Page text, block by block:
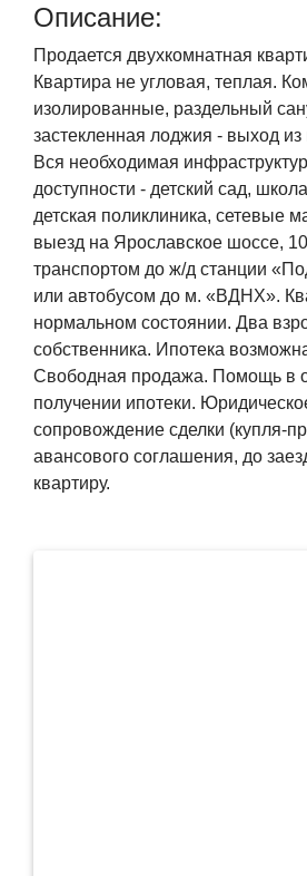
Описание:
Продается двухкомнатная
Квартира не угловая, теплая.
изолированные, раздельный
застекленная лоджия - выход из
Вся необходимая
доступности - детский сад,
детская поликлиника, сетевые
выезд на Ярославское шоссе,
транспортом до ж/д станции
или автобусом до м. «ВДНХ».
нормальном состоянии. Два
собственника. Ипотека
Свободная продажа. Помощь в
получении ипотеки.
сопровождение сделки (купля-
авансового соглашения, до
квартиру.